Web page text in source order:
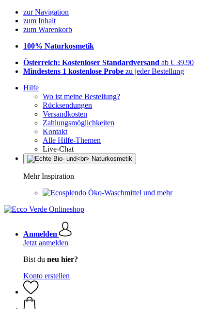
zur Navigation
zum Inhalt
zum Warenkorb
100% Naturkosmetik
Österreich: Kostenloser Standardversand ab € 39,90
Mindestens 1 kostenlose Probe zu jeder Bestellung
Hilfe
Wo ist meine Bestellung?
Rücksendungen
Versandkosten
Zahlungsmöglichkeiten
Kontakt
Alle Hilfe-Themen
Live-Chat
Mehr Inspiration
Öko-Waschmittel und mehr
Anmelden
Jetzt anmelden
Bist du neu hier?
Konto erstellen